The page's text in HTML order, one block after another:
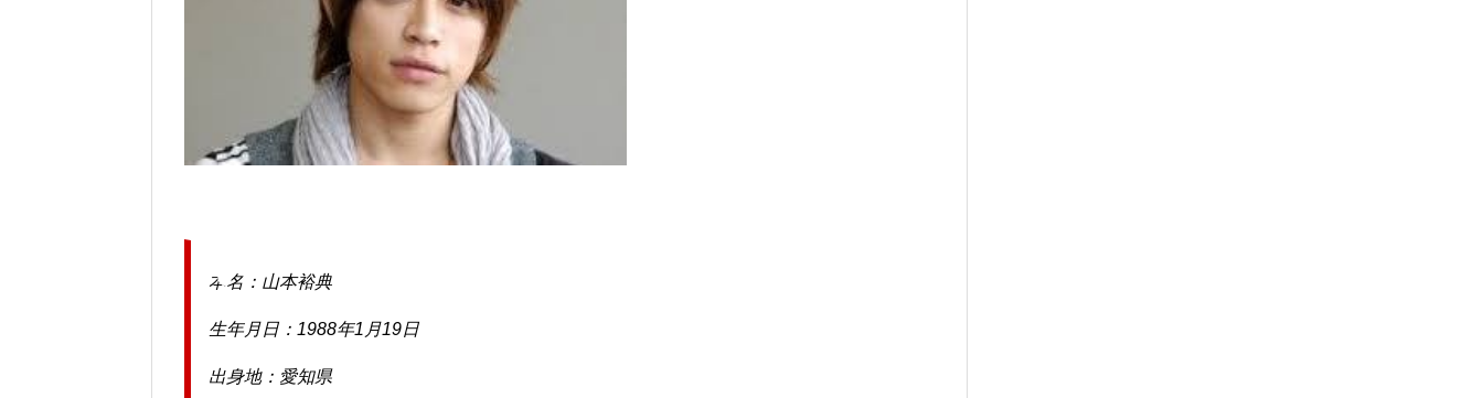
本名：山本裕典
生年月日：1988年1月19日
出身地：愛知県